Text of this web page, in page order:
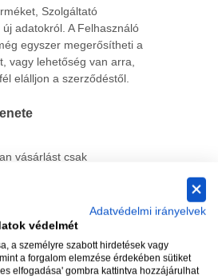
Szolgáltató
adatokról. A Felhasználó
egyszer megerősítheti a
vagy lehetőség van arra,
elálljon a szerződéstől.
vásárlást csak
nélkül a webáruház látogatóiAdatvédelmi irányelvek
védelmét
a személyre szabott hirdetések vagy
a forgalom elemzése érdekében sütiket
elfogadása' gombra kattintva hozzájárulhat